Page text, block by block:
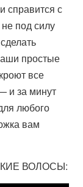
справится с
под силу
простые
все
и за минут
любого
вам
ВОЛОСЫ: